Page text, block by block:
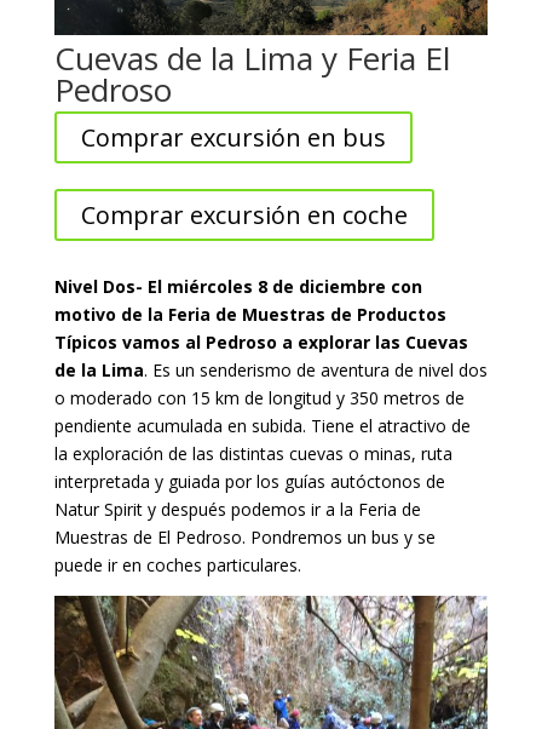
Cuevas de la Lima y Feria El
Pedroso
Comprar excursión en bus
Comprar excursión en coche
Nivel Dos- El miércoles 8 de diciembre con
motivo de la Feria de Muestras de Productos
Típicos vamos al Pedroso a explorar las Cuevas
de la Lima. Es un senderismo de aventura de nivel dos
o moderado con 15 km de longitud y 350 metros de
pendiente acumulada en subida. Tiene el atractivo de
la exploración de las distintas cuevas o minas, ruta
interpretada y guiada por los guías autóctonos de
Natur Spirit y después podemos ir a la Feria de
Muestras de El Pedroso. Pondremos un bus y se
puede ir en coches particulares.